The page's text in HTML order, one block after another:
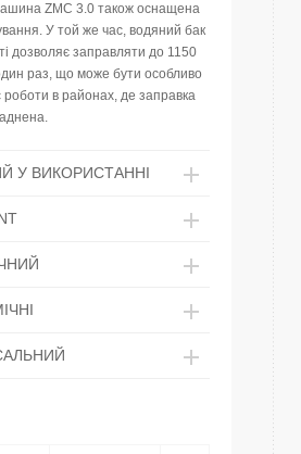
ZMC 3.0 також оснащена
У той же час, водяний бак
дозволяє заправляти до 1150
раз, що може бути особливо
роботи в районах, де заправка
У ВИКОРИСТАННІ